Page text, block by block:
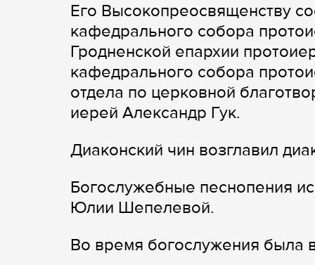
Его Высокопреосвященству
кафедрального собора
Гродненской епархии
кафедрального собора
отдела по церковной
иерей Александр Гук.
Диаконский чин возглавил
Богослужебные песнопения
Юлии Шепелевой.
Во время богослужения была